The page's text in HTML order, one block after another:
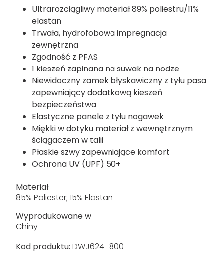
Ultrarozciągliwy materiał 89% poliestru/11%
elastan
Trwała, hydrofobowa impregnacja
zewnętrzna
Zgodność z PFAS
1 kieszeń zapinana na suwak na nodze
Niewidoczny zamek błyskawiczny z tyłu pasa
zapewniający dodatkową kieszeń
bezpieczeństwa
Elastyczne panele z tyłu nogawek
Miękki w dotyku materiał z wewnętrznym
ściągaczem w talii
Płaskie szwy zapewniające komfort
Ochrona UV (UPF) 50+
Materiał
85% Poliester; 15% Elastan
Wyprodukowane w
Chiny
Kod produktu: DWJ624_800